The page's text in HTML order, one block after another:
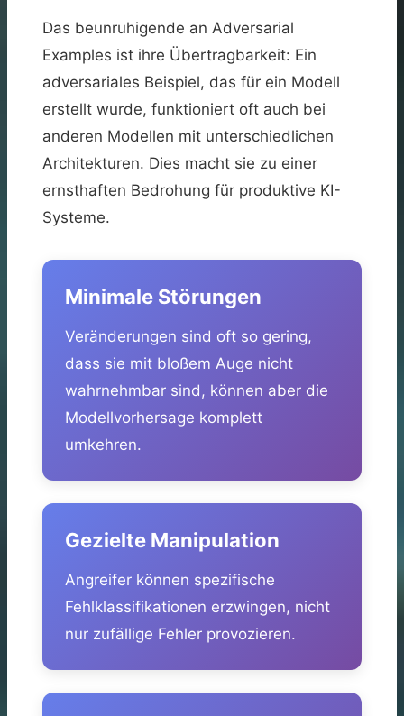
Das beunruhigende an Adversarial
Examples ist ihre Übertragbarkeit: Ein
adversariales Beispiel, das für ein Modell
erstellt wurde, funktioniert oft auch bei
anderen Modellen mit unterschiedlichen
Architekturen. Dies macht sie zu einer
ernsthaften Bedrohung für produktive KI-
Systeme.
Minimale Störungen
Veränderungen sind oft so gering,
dass sie mit bloßem Auge nicht
wahrnehmbar sind, können aber die
Modellvorhersage komplett
umkehren.
Gezielte Manipulation
Angreifer können spezifische
Fehlklassifikationen erzwingen, nicht
nur zufällige Fehler provozieren.